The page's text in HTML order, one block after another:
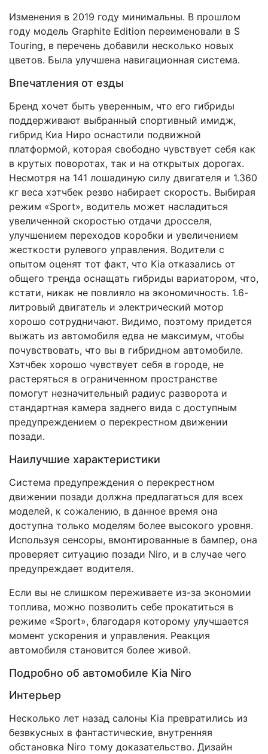
Изменения в 2019 году минимальны. В прошлом
году модель Graphite Edition переименовали в S
Touring, в перечень добавили несколько новых
цветов. Была улучшена навигационная система.
Впечатления от езды
Бренд хочет быть уверенным, что его гибриды
поддерживают выбранный спортивный имидж,
гибрид Киа Ниро оснастили подвижной
платформой, которая свободно чувствует себя как
в крутых поворотах, так и на открытых дорогах.
Несмотря на 141 лошадиную силу двигателя и 1.360
кг веса хэтчбек резво набирает скорость. Выбирая
режим «Sport», водитель может насладиться
увеличенной скоростью отдачи дросселя,
улучшением переходов коробки и увеличением
жесткости рулевого управления. Водители с
опытом оценят тот факт, что Kia отказались от
общего тренда оснащать гибриды вариатором, что,
кстати, никак не повлияло на экономичность. 1.6-
литровый двигатель и электрический мотор
хорошо сотрудничают. Видимо, поэтому придется
выжать из автомобиля едва не максимум, чтобы
почувствовать, что вы в гибридном автомобиле.
Хэтчбек хорошо чувствует себя в городе, не
растеряться в ограниченном пространстве
помогут незначительный радиус разворота и
стандартная камера заднего вида с доступным
предупреждением о перекрестном движении
позади.
Наилучшие характеристики
Система предупреждения о перекрестном
движении позади должна предлагаться для всех
моделей, к сожалению, в данное время она
доступна только моделям более высокого уровня.
Используя сенсоры, вмонтированные в бампер, она
проверяет ситуацию позади Niro, и в случае чего
предупреждает водителя.
Если вы не слишком переживаете из-за экономии
топлива, можно позволить себе прокатиться в
режиме «Sport», благодаря которому улучшается
момент ускорения и управления. Реакция
автомобиля становится более живой.
Подробно об автомобиле Kia Niro
Интерьер
Несколько лет назад салоны Kia превратились из
безвкусных в фантастические, внутренняя
обстановка Niro тому доказательство. Дизайн